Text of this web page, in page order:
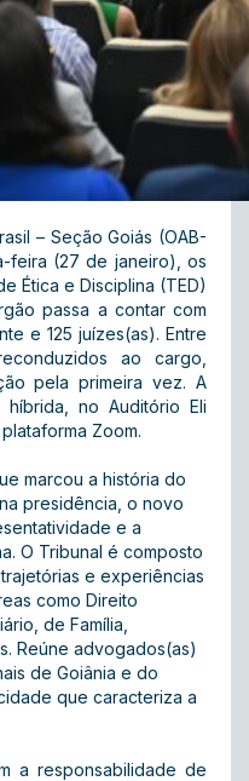
– Seção Goiás (OAB-
feira (27 de janeiro), os
Ética e Disciplina (TED)
passa a contar com
e 125 juízes(as). Entre
ao cargo,
pela primeira vez. A
no Auditório Eli
Zoom.
marcou a história do
presidência, o novo
e a
O Tribunal é composto
e experiências
como Direito
de Família,
Reúne advogados(as)
de Goiânia e do
que caracteriza a
a responsabilidade de